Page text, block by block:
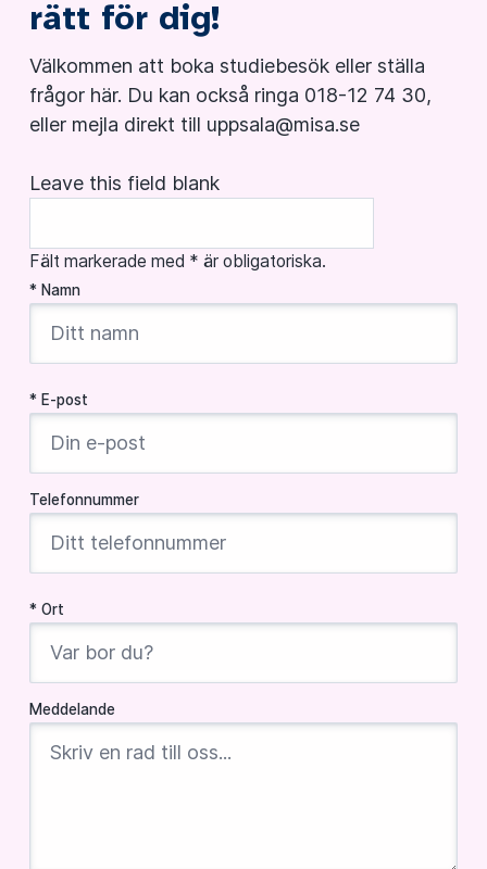
rätt för dig!
Välkommen att boka studiebesök eller ställa
frågor här. Du kan också ringa 018-12 74 30,
eller mejla direkt till uppsala@misa.se
Leave this field blank
Fält markerade med * är obligatoriska.
* Namn
* E-post
Telefonnummer
* Ort
Meddelande